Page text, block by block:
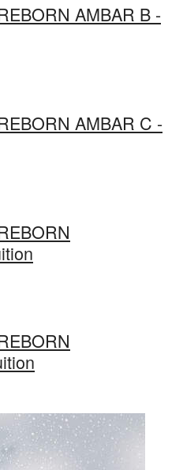
AMBAR B -
AMBAR C -